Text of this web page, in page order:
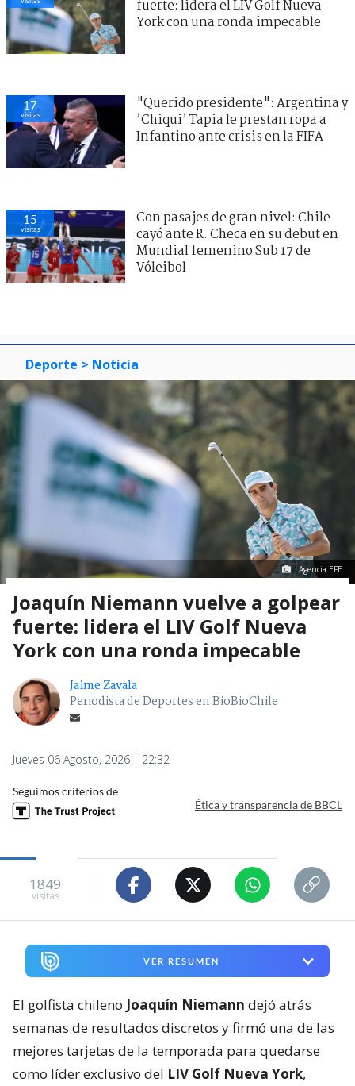
fuerte: lidera el LIV Golf Nueva
York con una ronda impecable
17
visitas
"Querido presidente": Argentina y
’Chiqui’ Tapia le prestan ropa a
Infantino ante crisis en la FIFA
15
visitas
Con pasajes de gran nivel: Chile
cayó ante R. Checa en su debut en
Mundial femenino Sub 17 de
Vóleibol
Deporte > Noticia
Agencia EFE
Joaquín Niemann vuelve a golpear
fuerte: lidera el LIV Golf Nueva
York con una ronda impecable
Jaime Zavala
Periodista de Deportes en BioBioChile
Jueves 06 Agosto, 2026 | 22:32
Seguimos criterios de
Ética y transparencia de BBCL
1849
visitas
VER RESUMEN
El golfista chileno Joaquín Niemann dejó atrás
semanas de resultados discretos y firmó una de las
mejores tarjetas de la temporada para quedarse
como líder exclusivo del LIV Golf Nueva York,